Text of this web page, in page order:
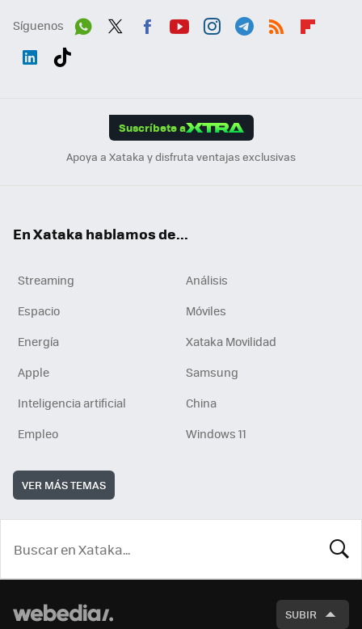
Síguenos
Suscríbete a
Apoya a Xataka y disfruta ventajas exclusivas
En Xataka hablamos de...
Streaming
Análisis
Espacio
Móviles
Energía
Xataka Movilidad
Apple
Samsung
Inteligencia artificial
China
Empleo
Windows 11
VER MÁS TEMAS
SUBIR